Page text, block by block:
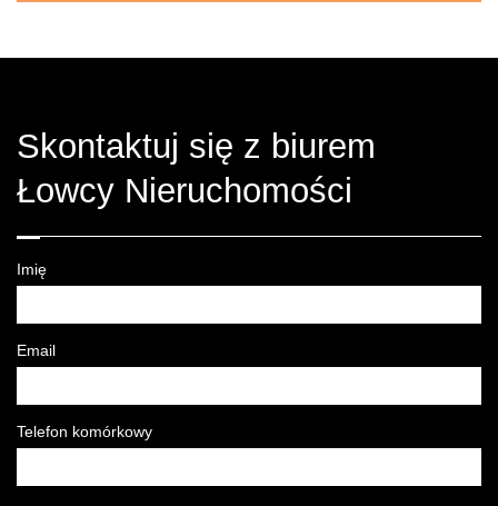
Skontaktuj się z biurem
Łowcy Nieruchomości
Imię
Email
Telefon komórkowy